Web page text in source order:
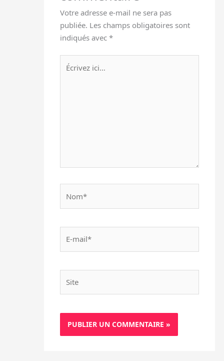
Votre adresse e-mail ne sera pas
publiée. Les champs obligatoires sont
indiqués avec*
Écrivez
ici…
mail*